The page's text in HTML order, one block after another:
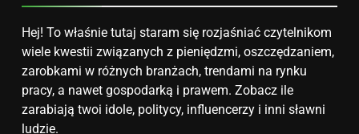
Hej! To właśnie tutaj staram się rozjaśniać czytelnikom
wiele kwestii związanych z pieniędzmi, oszczędzaniem,
zarobkami w różnych branżach, trendami na rynku
pracy, a nawet gospodarką i prawem. Zobacz ile
zarabiają twoi idole, politycy, influencerzy i inni sławni
ludzie.